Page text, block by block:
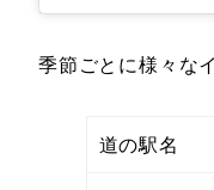
季節ごとに様々な
道の駅名